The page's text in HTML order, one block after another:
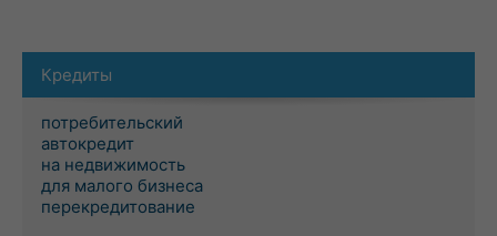
Кредиты
потребительский
автокредит
на недвижимость
для малого бизнеса
перекредитование